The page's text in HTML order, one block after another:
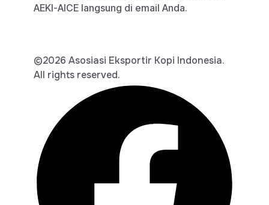
AEKI-AICE langsung di email Anda.
©2026 Asosiasi Eksportir Kopi Indonesia.
All rights reserved.